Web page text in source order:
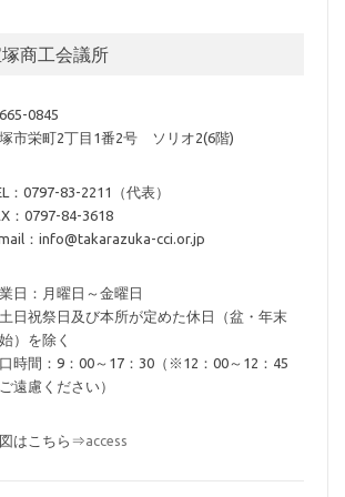
商工会議所
0845
市栄町2丁目1番2号 ソリオ2(6階)
：0797-83-2211（代表）
：0797-84-3618
：info@takarazuka-cci.or.jp
日：月曜日～金曜日
日祝祭日及び本所が定めた休日（盆・年末
）を除く
時間：9：00～17：30（※12：00～12：45
遠慮ください）
はこちら⇒access